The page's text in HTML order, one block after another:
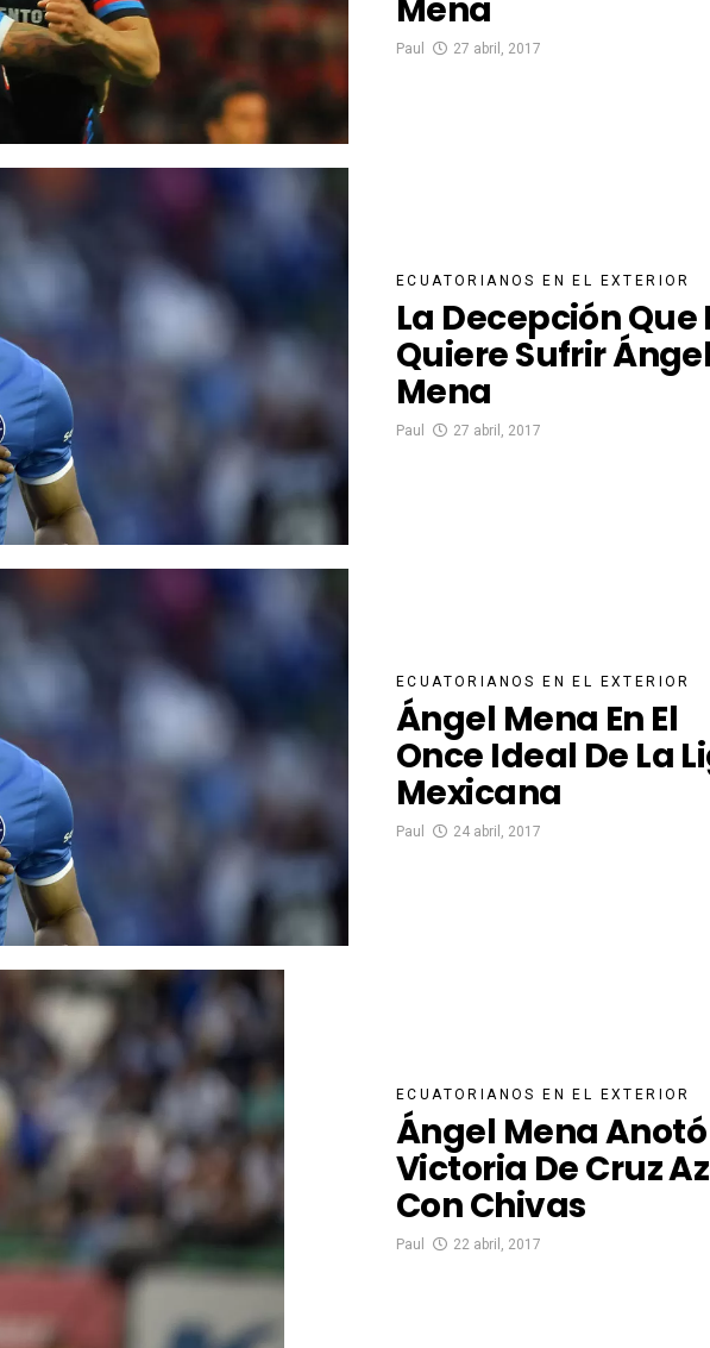
Mena
Paul 27 abril, 2017
ECUATORIANOS EN EL EXTERIOR
La Decepción Que
Quiere Sufrir
Mena
Paul 27 abril, 2017
ECUATORIANOS EN EL EXTERIOR
Ángel Mena En El
Once Ideal De La
Mexicana
Paul 24 abril, 2017
ECUATORIANOS EN EL EXTERIOR
Ángel Mena Anotó
Victoria De Cruz
Con Chivas
Paul 22 abril, 2017